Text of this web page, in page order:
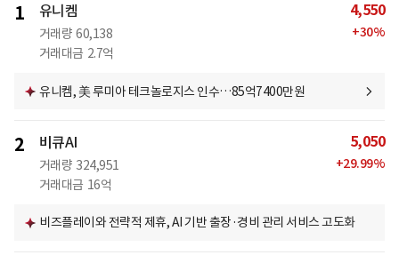
1 유니켐
거래량 60,138
거래대금 2.7억
4,550
+30%
유니켐, 美 루미아 테크놀로지스 인수…85억7400만원
2 비큐AI
거래량 324,951
거래대금 16억
5,050
+29.99%
비즈플레이와 전략적 제휴, AI 기반 출장·경비 관리 서비스 고도화